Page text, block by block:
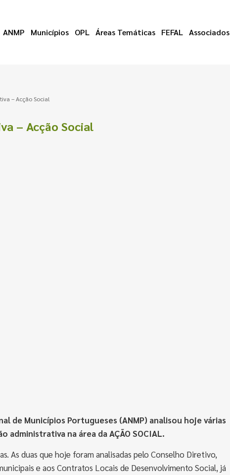
ANMP Municípios OPL Áreas Temáticas FEFAL Associados
– Acção Social
– Acção Social
de Municípios Portugueses (ANMP) analisou hoje várias
administrativa na área da AÇÃO SOCIAL.
As duas que hoje foram analisadas pelo Conselho Diretivo,
e aos Contratos Locais de Desenvolvimento Social, já